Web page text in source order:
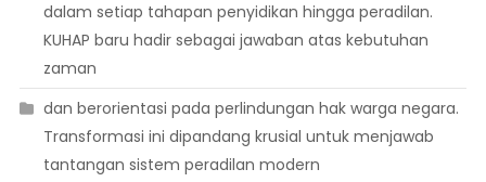
dalam setiap tahapan penyidikan hingga peradilan.
KUHAP baru hadir sebagai jawaban atas kebutuhan
zaman
dan berorientasi pada perlindungan hak warga negara.
Transformasi ini dipandang krusial untuk menjawab
tantangan sistem peradilan modern